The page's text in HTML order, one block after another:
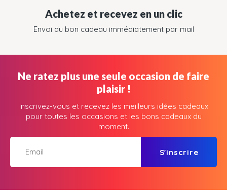
Achetez et recevez en un clic
Envoi du bon cadeau immédiatement par mail
Ne ratez plus une seule occasion de faire
plaisir !
Inscrivez-vous et recevez les meilleurs idées cadeaux
pour toutes les occasions et les bons cadeaux du
moment.
S'inscrire